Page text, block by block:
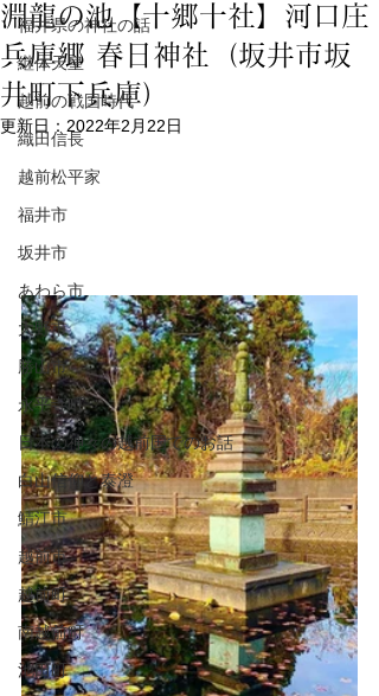
福井県の神社の話
継体天皇
越前の戦国時代
織田信長
越前松平家
福井市
坂井市
あわら市
大野市
勝山市
永平寺町
日本の神々の越前国でのお話
白山信仰と泰澄
鯖江市
越前市
越前町
南越前町
池田町
淵龍の池【十郷十社】河口庄
兵庫郷 春日神社（坂井市坂
井町下兵庫）
更新日： 2022年2月22日